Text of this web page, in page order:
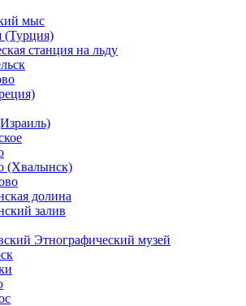
мыс
(Турция)
станция на льду
(Хвалынск)
долина
залив
Этнографический музей